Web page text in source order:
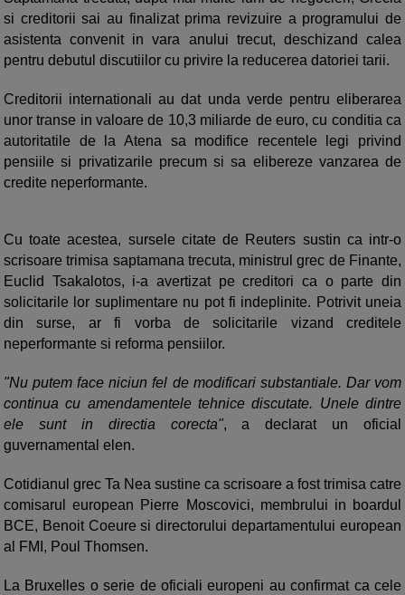
si creditorii sai au finalizat prima revizuire a programului de
asistenta convenit in vara anului trecut, deschizand calea
pentru debutul discutiilor cu privire la reducerea datoriei tarii.
Creditorii internationali au dat unda verde pentru eliberarea
unor transe in valoare de 10,3 miliarde de euro, cu conditia ca
autoritatile de la Atena sa modifice recentele legi privind
pensiile si privatizarile precum si sa elibereze vanzarea de
credite neperformante.
Cu toate acestea, sursele citate de Reuters sustin ca intr-o
scrisoare trimisa saptamana trecuta, ministrul grec de Finante,
Euclid Tsakalotos, i-a avertizat pe creditori ca o parte din
solicitarile lor suplimentare nu pot fi indeplinite. Potrivit uneia
din surse, ar fi vorba de solicitarile vizand creditele
neperformante si reforma pensiilor.
"Nu putem face niciun fel de modificari substantiale. Dar vom
continua cu amendamentele tehnice discutate. Unele dintre
ele sunt in directia corecta", a declarat un oficial
guvernamental elen.
Cotidianul grec Ta Nea sustine ca scrisoare a fost trimisa catre
comisarul european Pierre Moscovici, membrului in boardul
BCE, Benoit Coeure si directorului departamentului european
al FMI, Poul Thomsen.
La Bruxelles o serie de oficiali europeni au confirmat ca cele